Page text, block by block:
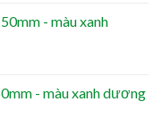
- màu xanh
- màu xanh dương